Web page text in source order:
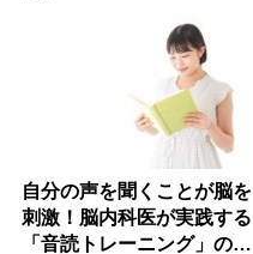
自分の声を聞くことが脳を
刺激！脳内科医が実践する
「音読トレーニング」の極